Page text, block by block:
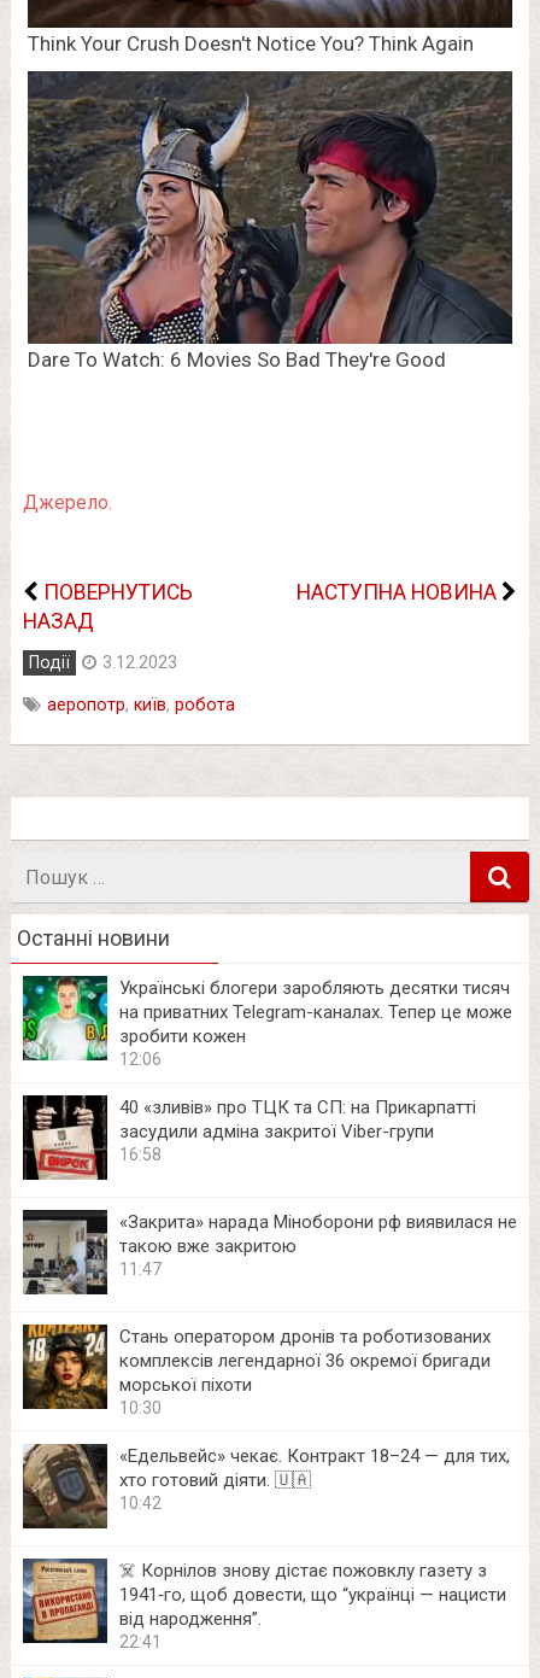
Джерело.
ПОВЕРНУТИСЬ
НАЗАД
НАСТУПНА НОВИНА
Події 3.12.2023
аеропотр, київ, робота
Останні новини
Українські блогери заробляють десятки тисяч
на приватних Telegram-каналах. Тепер це може
зробити кожен
12:06
40 «зливів» про ТЦК та СП: на Прикарпатті
засудили адміна закритої Viber-групи
16:58
«Закрита» нарада Міноборони рф виявилася не
такою вже закритою
11:47
Стань оператором дронів та роботизованих
комплексів легендарної 36 окремої бригади
морської піхоти
10:30
«Едельвейс» чекає. Контракт 18–24 — для тих,
хто готовий діяти. 🇺🇦
10:42
☠️ Корнілов знову дістає пожовклу газету з
1941‑го, щоб довести, що “українці — нацисти
від народження”.
22:41